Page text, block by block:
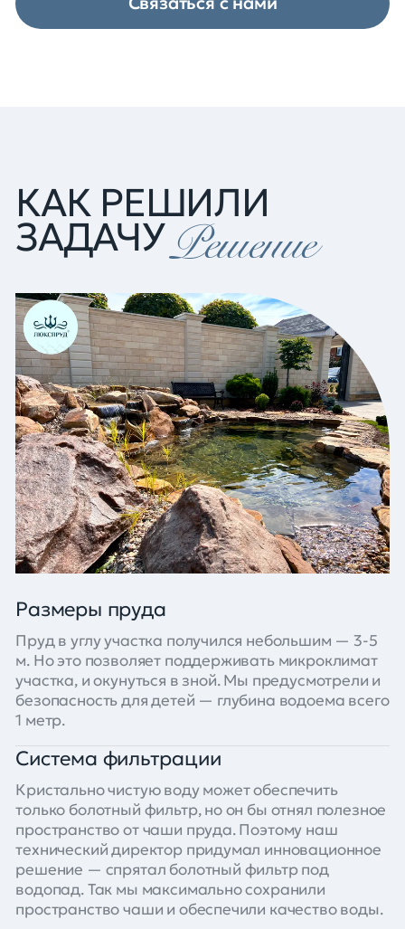
КАК РЕШИЛИ
ЗАДАЧУРешение
Размеры пруда
Пруд в углу участка получился небольшим — 3-5
м. Но это позволяет поддерживать микроклимат
участка, и окунуться в зной. Мы предусмотрели и
безопасность для детей — глубина водоема всего
1 метр.
Система фильтрации
Кристально чистую воду может обеспечить
только болотный фильтр, но он бы отнял полезное
пространство от чаши пруда. Поэтому наш
технический директор придумал инновационное
решение — спрятал болотный фильтр под
водопад. Так мы максимально сохранили
пространство чаши и обеспечили качество воды.